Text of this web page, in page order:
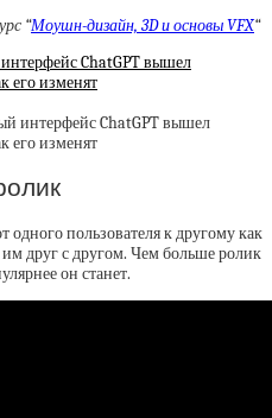
“Моушн-дизайн, 3D и основы VFX“
ChatGPT вышел
его изменят
одного пользователя к другому как
друг с другом. Чем больше ролик
он станет.